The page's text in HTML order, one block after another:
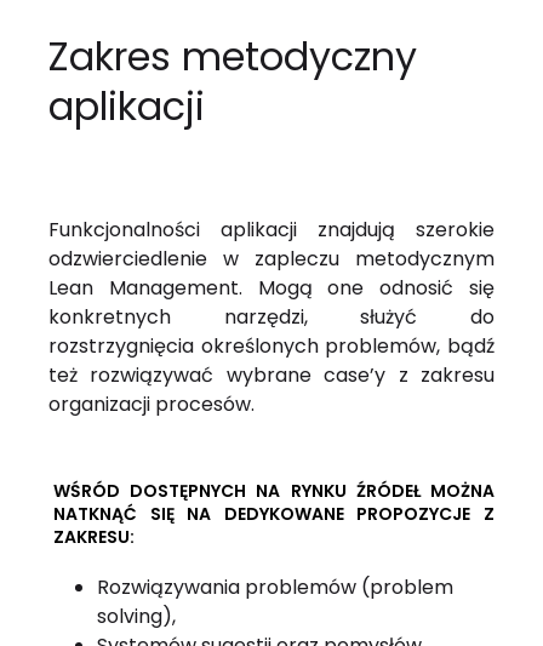
Zakres metodyczny
aplikacji
Funkcjonalności aplikacji znajdują szerokie
odzwierciedlenie w zapleczu metodycznym
Lean Management. Mogą one odnosić się
konkretnych narzędzi, służyć do
rozstrzygnięcia określonych problemów, bądź
też rozwiązywać wybrane case’y z zakresu
organizacji procesów.
WŚRÓD DOSTĘPNYCH NA RYNKU ŹRÓDEŁ MOŻNA
NATKNĄĆ SIĘ NA DEDYKOWANE PROPOZYCJE Z
ZAKRESU:
Rozwiązywania problemów (problem
solving),